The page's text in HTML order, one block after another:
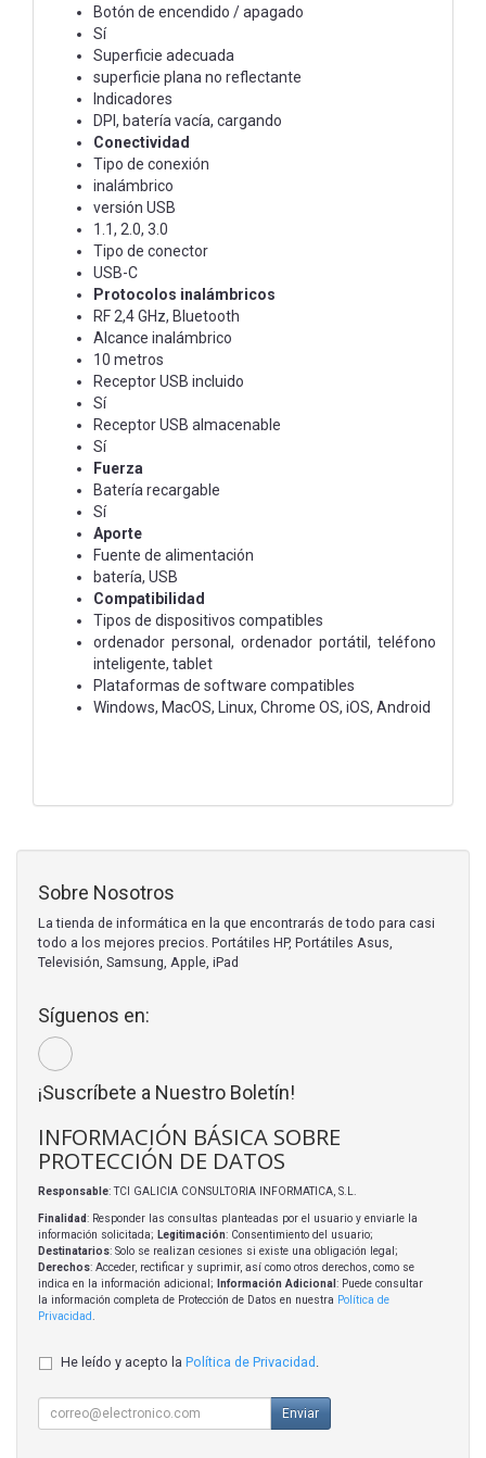
Botón de encendido / apagado
Sí
Superficie adecuada
superficie plana no reflectante
Indicadores
DPI, batería vacía, cargando
Conectividad
Tipo de conexión
inalámbrico
versión USB
1.1, 2.0, 3.0
Tipo de conector
USB-C
Protocolos inalámbricos
RF 2,4 GHz, Bluetooth
Alcance inalámbrico
10 metros
Receptor USB incluido
Sí
Receptor USB almacenable
Sí
Fuerza
Batería recargable
Sí
Aporte
Fuente de alimentación
batería, USB
Compatibilidad
Tipos de dispositivos compatibles
ordenador personal, ordenador portátil, teléfono
inteligente, tablet
Plataformas de software compatibles
Windows, MacOS, Linux, Chrome OS, iOS, Android
Sobre Nosotros
La tienda de informática en la que encontrarás de todo para casi
todo a los mejores precios. Portátiles HP, Portátiles Asus,
Televisión, Samsung, Apple, iPad
Síguenos en:
¡Suscríbete a Nuestro Boletín!
INFORMACIÓN BÁSICA SOBRE
PROTECCIÓN DE DATOS
Responsable: TCI GALICIA CONSULTORIA INFORMATICA, S.L.
Finalidad: Responder las consultas planteadas por el usuario y enviarle la
información solicitada; Legitimación: Consentimiento del usuario;
Destinatarios: Solo se realizan cesiones si existe una obligación legal;
Derechos: Acceder, rectificar y suprimir, así como otros derechos, como se
indica en la información adicional;
Información Adicional : Puede consultar
la información completa de Protección de Datos en nuestra Política de
Privacidad
He leído y acepto la Política de Privacidad
Enviar